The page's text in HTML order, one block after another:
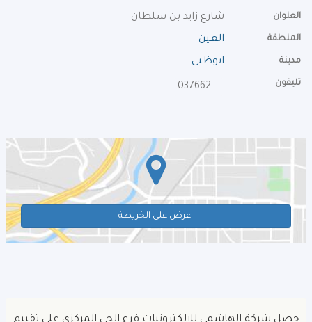
العنوان شارع زايد بن سلطان
المنطقة العين
مدينة ابوظبي
تليفون 037662000
اعرض على الخريطة